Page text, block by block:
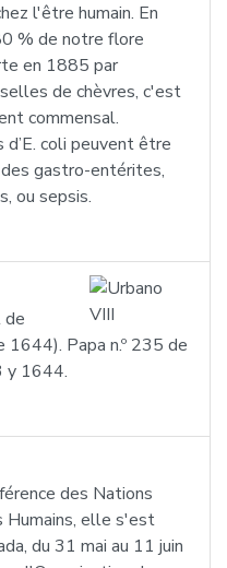
l'être humain. En
% de notre flore
en 1885 par
de chèvres, c'est
commensal.
d’E. coli peuvent être
gastro-entérites,
ou sepsis.
de
1644). Papa n.º 235 de
y 1644.
des Nations
Humains, elle s'est
du 31 mai au 11 juin